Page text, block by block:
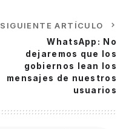
SIGUIENTE ARTÍCULO
WhatsApp: No
dejaremos que los
gobiernos lean los
mensajes de nuestros
usuarios